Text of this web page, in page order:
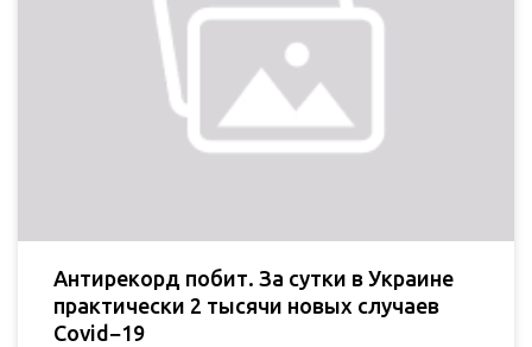
Антирекорд побит. За сутки в Украине
практически 2 тысячи новых случаев
Covid−19